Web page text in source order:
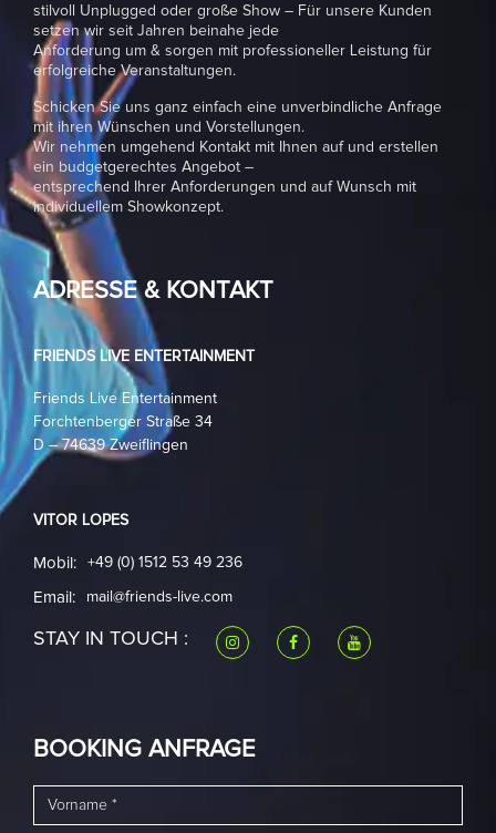
KONTAKT
IMPRESSUM
stilvoll Unplugged oder große Show – Für unsere Kunden
setzen wir seit Jahren beinahe jede
Anforderung um & sorgen mit professioneller Leistung für
erfolgreiche Veranstaltungen.
Schicken Sie uns ganz einfach eine unverbindliche Anfrage
mit ihren Wünschen und Vorstellungen.
Wir nehmen umgehend Kontakt mit Ihnen auf und erstellen
ein budgetgerechtes Angebot –
entsprechend Ihrer Anforderungen und auf Wunsch mit
individuellem Showkonzept.
ADRESSE & KONTAKT
FRIENDS LIVE ENTERTAINMENT
Friends Live Entertainment
Forchtenberger Straße 34
D – 74639 Zweiflingen
VITOR LOPES
Mobil: +49 (0) 1512 53 49 236
Email: mail@friends-live.com
STAY IN TOUCH :
BOOKING ANFRAGE